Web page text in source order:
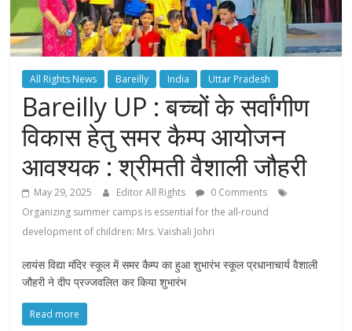
All Rights News Bareilly India Uttar Pradesh
Bareilly UP : बच्चों के सर्वांगीण
विकास हेतु समर कैम्प आयोजन
आवश्यक : श्रीमती वैशाली जौहरी
May 29, 2025 Editor All Rights
0 Comments
Organizing summer camps is essential for the all-round
development of children: Mrs. Vaishali Johri
लायंस विद्या मंदिर स्कूल में समर कैम्प का हुआ शुभारंभ स्कूल प्रधानाचार्य वैशाली
जौहरी ने दीप प्रज्जवलित कर किया शुभारंभ
Read more